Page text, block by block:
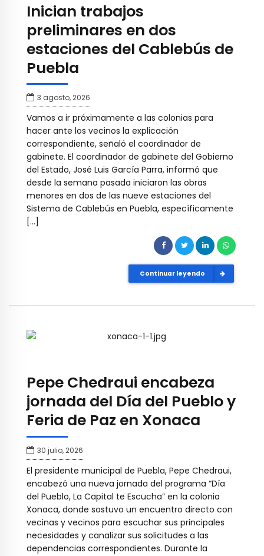
Inician trabajos
preliminares en dos
estaciones del Cablebús de
Puebla
3 agosto, 2026
Vamos a ir próximamente a las colonias para
hacer ante los vecinos la explicación
correspondiente, señaló el coordinador de
gabinete. El coordinador de gabinete del Gobierno
del Estado, José Luis García Parra, informó que
desde la semana pasada iniciaron las obras
menores en dos de las nueve estaciones del
Sistema de Cablebús en Puebla, específicamente
[…]
Continuar leyendo
Pepe Chedraui encabeza
jornada del Día del Pueblo y
Feria de Paz en Xonaca
30 julio, 2026
El presidente municipal de Puebla, Pepe Chedraui,
encabezó una nueva jornada del programa “Día
del Pueblo, La Capital te Escucha” en la colonia
Xonaca, donde sostuvo un encuentro directo con
vecinas y vecinos para escuchar sus principales
necesidades y canalizar sus solicitudes a las
dependencias correspondientes. Durante la